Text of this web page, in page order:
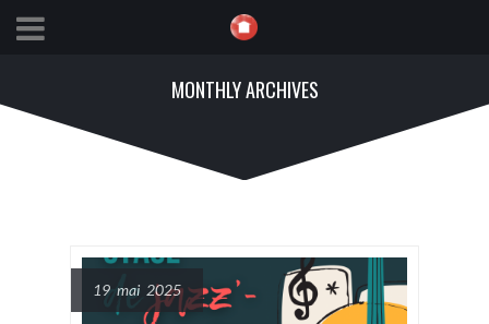
MONTHLY ARCHIVES
19 mai 2025